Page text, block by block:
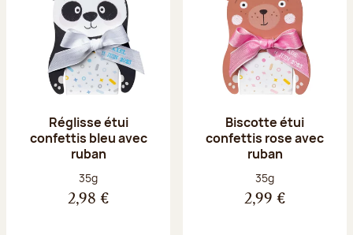
Réglisse étui
confettis bleu avec
ruban
Poids net :
35g
2,98 €
Biscotte étui
confettis rose avec
ruban
Poids net :
35g
2,99 €